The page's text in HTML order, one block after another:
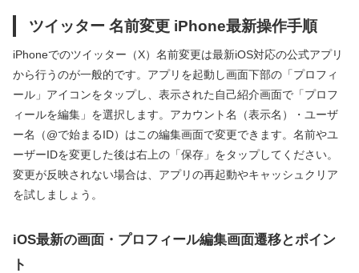
ツイッター 名前変更 iPhone最新操作手順
iPhoneでのツイッター（X）名前変更は最新iOS対応の公式アプリ
から行うのが一般的です。アプリを起動し画面下部の「プロフィ
ール」アイコンをタップし、表示された自己紹介画面で「プロフ
ィールを編集」を選択します。アカウント名（表示名）・ユーザ
ー名（@で始まるID）はこの編集画面で変更できます。名前やユ
ーザーIDを変更した後は右上の「保存」をタップしてください。
変更が反映されない場合は、アプリの再起動やキャッシュクリア
を試しましょう。
iOS最新の画面・プロフィール編集画面遷移とポイン
ト